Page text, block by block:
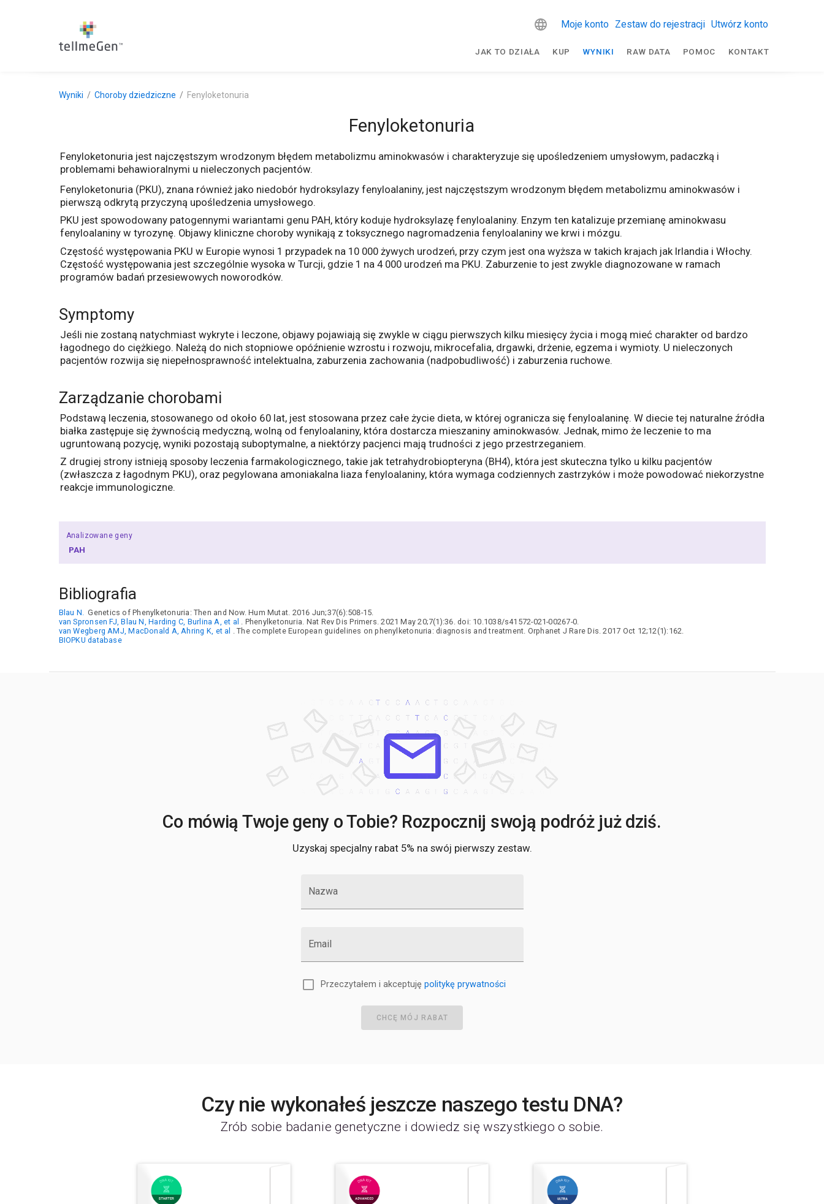
Moje konto Zestaw do rejestracji Utwórz konto
JAK TO DZIAŁA KUP WYNIKI RAW DATA POMOC KONTAKT
Wyniki Choroby dziedziczne Fenyloketonuria
Fenyloketonuria
Fenyloketonuria jest najczęstszym wrodzonym błędem metabolizmu aminokwasów i charakteryzuje się upośledzeniem umysłowym, padaczką i
problemami behawioralnymi u nieleczonych pacjentów.
Fenyloketonuria (PKU), znana również jako niedobór hydroksylazy fenyloalaniny, jest najczęstszym wrodzonym błędem metabolizmu aminokwasów i
pierwszą odkrytą przyczyną upośledzenia umysłowego.
PKU jest spowodowany patogennymi wariantami genu PAH, który koduje hydroksylazę fenyloalaniny. Enzym ten katalizuje przemianę aminokwasu
fenyloalaniny w tyrozynę. Objawy kliniczne choroby wynikają z toksycznego nagromadzenia fenyloalaniny we krwi i mózgu.
Częstość występowania PKU w Europie wynosi 1 przypadek na 10 000 żywych urodzeń, przy czym jest ona wyższa w takich krajach jak Irlandia i Włochy.
Częstość występowania jest szczególnie wysoka w Turcji, gdzie 1 na 4 000 urodzeń ma PKU. Zaburzenie to jest zwykle diagnozowane w ramach
programów badań przesiewowych noworodków.
Symptomy
Jeśli nie zostaną natychmiast wykryte i leczone, objawy pojawiają się zwykle w ciągu pierwszych kilku miesięcy życia i mogą mieć charakter od bardzo
łagodnego do ciężkiego. Należą do nich stopniowe opóźnienie wzrostu i rozwoju, mikrocefalia, drgawki, drżenie, egzema i wymioty. U nieleczonych
pacjentów rozwija się niepełnosprawność intelektualna, zaburzenia zachowania (nadpobudliwość) i zaburzenia ruchowe.
Zarządzanie chorobami
Podstawą leczenia, stosowanego od około 60 lat, jest stosowana przez całe życie dieta, w której ogranicza się fenyloalaninę. W diecie tej naturalne źródła
białka zastępuje się żywnością medyczną, wolną od fenyloalaniny, która dostarcza mieszaniny aminokwasów. Jednak, mimo że leczenie to ma
ugruntowaną pozycję, wyniki pozostają suboptymalne, a niektórzy pacjenci mają trudności z jego przestrzeganiem.
Z drugiej strony istnieją sposoby leczenia farmakologicznego, takie jak tetrahydrobiopteryna (BH4), która jest skuteczna tylko u kilku pacjentów
(zwłaszcza z łagodnym PKU), oraz pegylowana amoniakalna liaza fenyloalaniny, która wymaga codziennych zastrzyków i może powodować niekorzystne
reakcje immunologiczne.
Analizowane geny
PAH
Bibliografia
Blau N. Genetics of Phenylketonuria: Then and Now. Hum Mutat. 2016 Jun;37(6):508-15.
van Spronsen FJ, Blau N, Harding C, Burlina A, et al . Phenylketonuria. Nat Rev Dis Primers. 2021 May 20;7(1):36. doi: 10.1038/s41572-021-00267-0.
van Wegberg AMJ, MacDonald A, Ahring K, et al . The complete European guidelines on phenylketonuria: diagnosis and treatment. Orphanet J Rare Dis. 2017 Oct 12;12(1):162.
BIOPKU database
Co mówią Twoje geny o Tobie? Rozpocznij swoją podróż już dziś.
Uzyskaj specjalny rabat 5% na swój pierwszy zestaw.
Nazwa
Email
Przeczytałem i akceptuję politykę prywatności
CHCĘ MÓJ RABAT
Czy nie wykonałeś jeszcze naszego testu DNA?
Zrób sobie badanie genetyczne i dowiedz się wszystkiego o sobie.